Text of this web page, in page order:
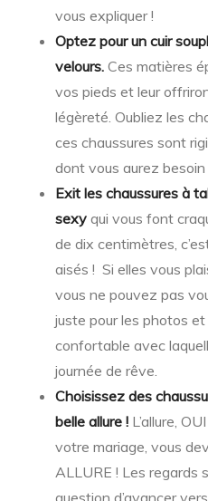
vous expliquer !
Optez pour un cuir
velours.Ces matières
vos pieds et leur
légèreté. Oubliez les
ces chaussures sont
dont vous aurez
Exit les chaussures à
sexy qui vous font
de dix centimètres,
aisés ! Si elles vous
vous ne pouvez pas
juste pour les photos
confortable avec
journée de rêve.
Choisissez des
belle allure ! L’allure,
votre mariage, vous
ALLURE ! Les regards
question d’avancer